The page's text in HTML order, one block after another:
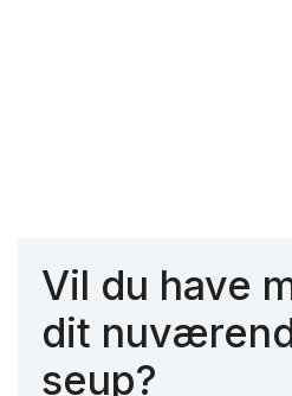
Vil du have
dit
seup?